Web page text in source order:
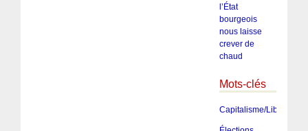
l’État
bourgeois
nous laisse
crever de
chaud
Mots-clés
Capitalisme/